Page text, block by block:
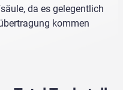
da es gelegentlich
kommen